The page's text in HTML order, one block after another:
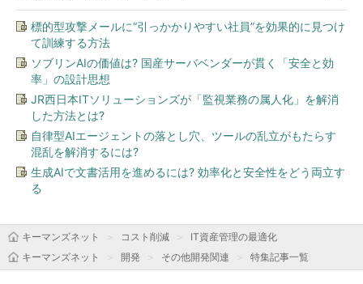
標的型攻撃メールに“引っかかりやすい社員”を効果的に見つけ
て訓練する方法
ソブリンAIの価値は? 国産サーバベンダーが貫く「安全と効
率」の設計思想
JR西日本ITソリューションズが「監視業務の属人化」を解消
した方法とは?
自律型AIエージェントの落とし穴、ツールの乱立がもたらす
混乱を解消するには?
生成AIで文書活用を進めるには? 効率化と安全性をどう両立す
る
キーマンズネット コスト削減
IT資産管理の最適化
キーマンズネット
開発 その他開発関連 特集記事一覧